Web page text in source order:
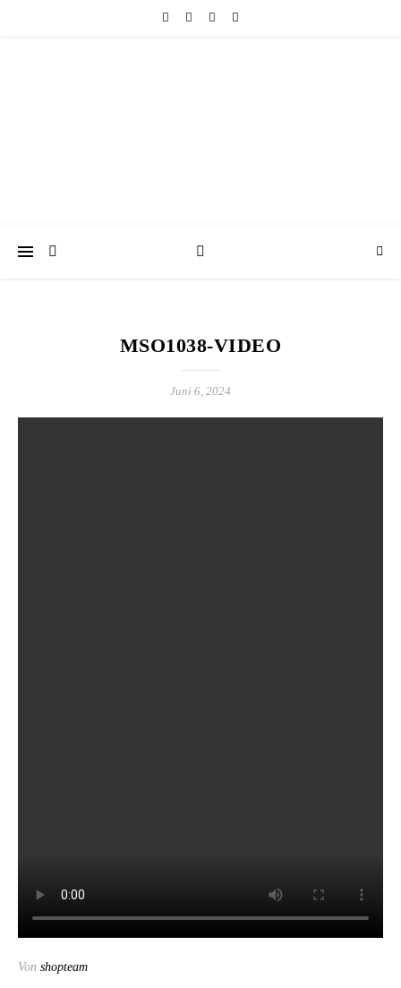
MSO1038-VIDEO
Juni 6, 2024
Von shopteam